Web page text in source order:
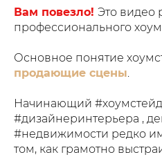
Вам повезло! Это видео
профессионального
Основное понятие
продающие сцены.
Начинающий
#дизайнеринтерьера ,
#недвижимости редко
том, как грамотно